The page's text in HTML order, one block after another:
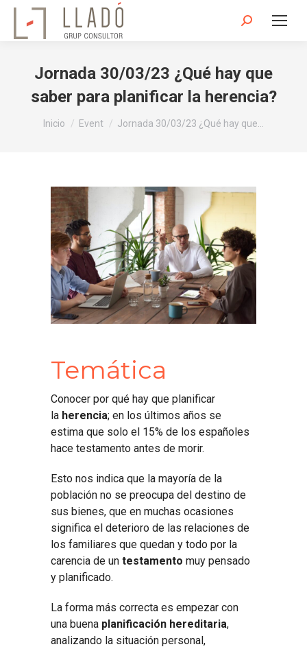
Buscar:
Jornada 30/03/23 ¿Qué hay que
saber para planificar la herencia?
Estás aquí:
Inicio Event Jornada 30/03/23 ¿Qué hay que…
Temática
Conocer por qué hay que planificar
la herencia; en los últimos años se
estima que solo el 15% de los españoles
hace testamento antes de morir.
Esto nos indica que la mayoría de la
población no se preocupa del destino de
sus bienes, que en muchas ocasiones
significa el deterioro de las relaciones de
los familiares que quedan y todo por la
carencia de un testamento muy pensado
y planificado.
La forma más correcta es empezar con
una buena planificación hereditaria,
analizando la situación personal,